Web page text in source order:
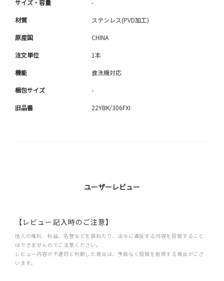
サイズ・容量 -
材質 ステンレス(PVD加工)
原産国 CHINA
注文単位 1本
機能 食洗機対応
梱包サイズ -
旧品番 22YBK/306FXI
ユーザーレビュー
【レビュー記入時のご注意】
他人の権利、利益、名誉などを損ねたり、法令に違反する内容を投稿すること
はできませんのでご注意ください。
レビュー内容が不適切と判断した場合は、予告なく投稿を削除する場合がござ
います。